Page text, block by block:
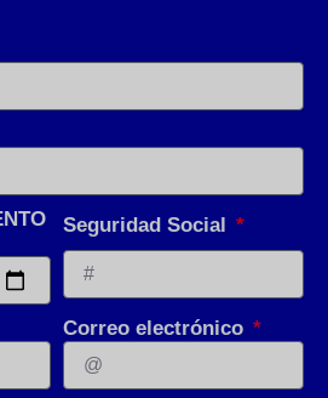
Seguridad Social
Correo electrónico